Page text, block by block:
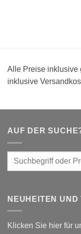
Alle Preise inklusive
inklusive
AUF DER
NEUHEITEN UND
Klicken Sie hier für